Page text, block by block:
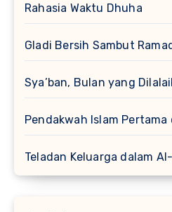
Rahasia Waktu Dhuha
Gladi Bersih Sambut
Sya’ban, Bulan yang
Pendakwah Islam Pertama
Teladan Keluarga dalam